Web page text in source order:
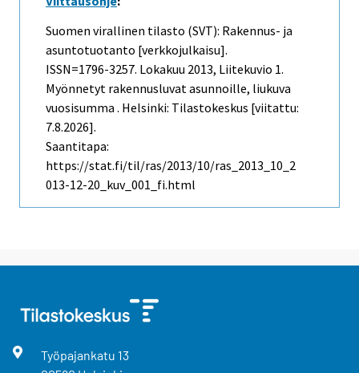
Suomen virallinen tilasto (SVT): Rakennus- ja
asuntotuotanto [verkkojulkaisu].
ISSN=1796-3257. Lokakuu 2013, Liitekuvio 1.
Myönnetyt rakennusluvat asunnoille, liukuva
vuosisumma . Helsinki: Tilastokeskus [viitattu:
7.8.2026].
Saantitapa:
https://stat.fi/til/ras/2013/10/ras_2013_10_2
013-12-20_kuv_001_fi.html
Työpajankatu 13